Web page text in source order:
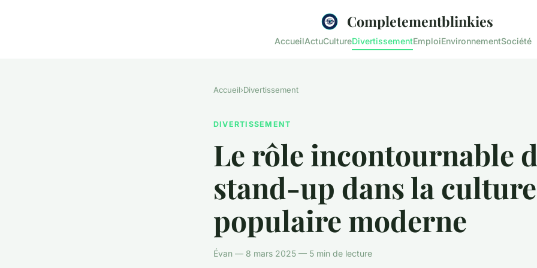
Completementblinkies
AccueilActuCultureDivertissementEmploiEnvironnementSociété
Accueil›Divertissement
DIVERTISSEMENT
Le rôle incontournable
stand-up dans la culture
populaire moderne
Évan — 8 mars 2025 — 5 min de lecture